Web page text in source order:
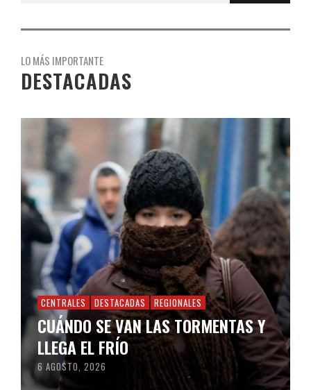
LO MÁS IMPORTANTE
DESTACADAS
CENTRALES DESTACADAS REGIONALES
CUÁNDO SE VAN LAS TORMENTAS Y
LLEGA EL FRÍO
6 AGOSTO, 2026